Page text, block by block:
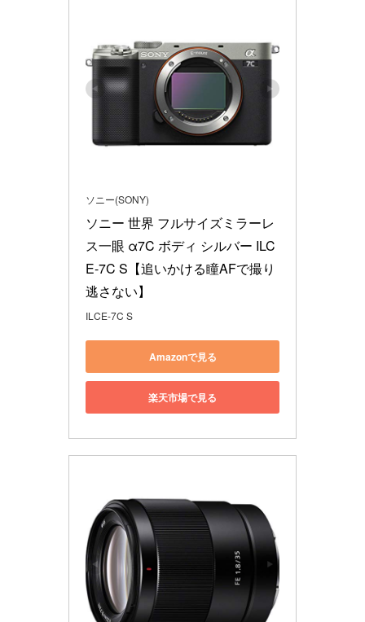
ソニー(SONY)
ソニー 世界 フルサイズミラーレ
ス一眼 α7C ボディ シルバー ILC
E-7C S【追いかける瞳AFで撮り
逃さない】
ILCE-7C S
Amazonで見る
楽天市場で見る